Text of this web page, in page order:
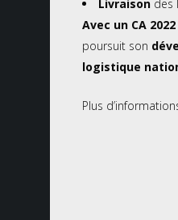
Livraison des
Avec un CA
poursuit son
logistique
Plus